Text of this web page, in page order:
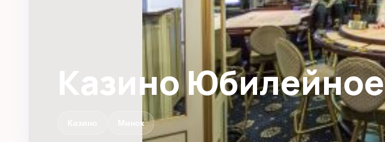
Казино Юбилейное
Минск